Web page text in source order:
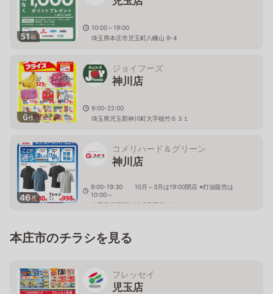
51枚
10:00～19:00
埼玉県本庄市児玉町八幡山 9-4
6枚
ジョイフーズ
神川店
9:00-22:00
埼玉県児玉郡神川町大字植竹６３１
46枚
コメリハード＆グリーン
神川店
9:00-19:30 10月～3月は19:00閉店 ※灯油販売は
10:00～
埼玉県児玉郡神川町元阿保669-1
本庄市のチラシを見る
フレッセイ
児玉店